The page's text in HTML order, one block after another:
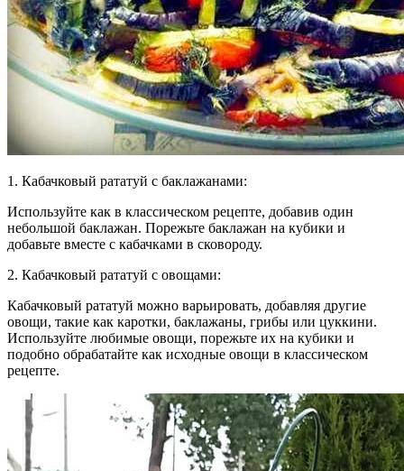
1. Кабачковый рататуй с баклажанами:
Используйте как в классическом рецепте, добавив один
небольшой баклажан. Порежьте баклажан на кубики и
добавьте вместе с кабачками в сковороду.
2. Кабачковый рататуй с овощами:
Кабачковый рататуй можно варьировать, добавляя другие
овощи, такие как каротки, баклажаны, грибы или цуккини.
Используйте любимые овощи, порежьте их на кубики и
подобно обрабатайте как исходные овощи в классическом
рецепте.